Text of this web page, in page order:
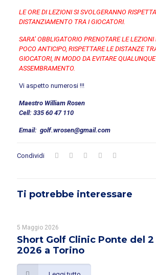
LE ORE DI LEZIONI SI SVOLGERANNO
DISTANZIAMENTO TRA I GIOCATORI.
SARA’ OBBLIGATORIO PRENOTARE LE
POCO ANTICIPO, RISPETTARE LE DISTANZE
GIOCATORI, IN MODO DA EVITARE
ASSEMBRAMENTO.
Vi aspetto numerosi !!!
Maestro William Rosen
Cell: 335 60 47 110
Email: golf.wrosen@gmail.com
Condividi
Ti potrebbe interessare
5 Maggio 2026
Short Golf Clinic Ponte del
2026 a Torino